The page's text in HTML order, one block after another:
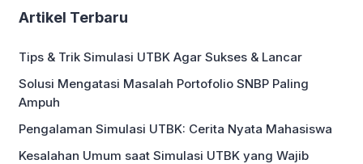
waktu yang cermat dan strategi yang
tepat. Kamu mungkin bertanya-tanya,
produktif dan tidak kewalahan?"
yang bisa kamu terapkan! […]
Artikel Terbaru
Tips & Trik Simulasi UTBK Agar Sukses & Lancar
Solusi Mengatasi Masalah Portofolio SNBP Paling
Ampuh
Pengalaman Simulasi UTBK: Cerita Nyata Mahasiswa
Kesalahan Umum saat Simulasi UTBK yang Wajib